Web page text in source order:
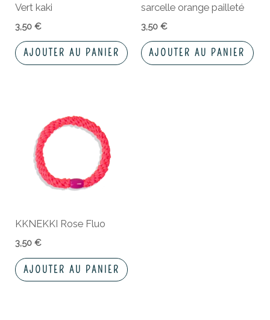
Vert kaki
3,50€
AJOUTER AU PANIER
sarcelle orange pailleté
3,50 €
AJOUTER AU PANIER
KKNEKKI Rose Fluo
3,50€
AJOUTER AU PANIER